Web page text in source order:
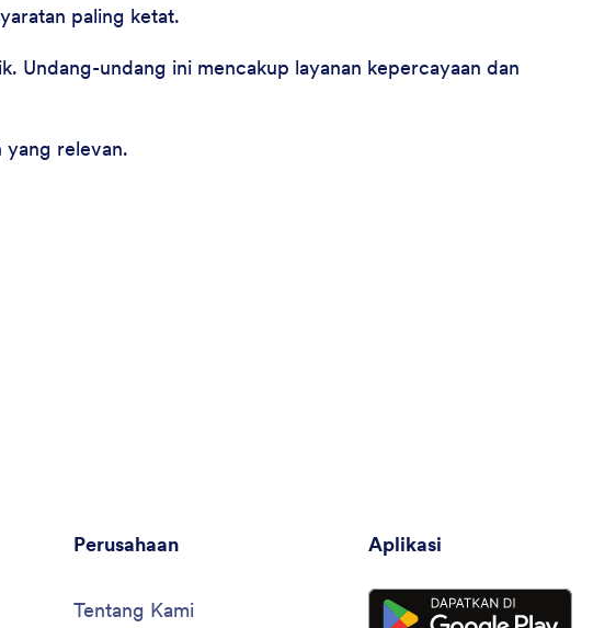
paling ketat.
Undang-undang ini mencakup layanan kepercayaan dan
yang relevan.
Perusahaan
Tentang Kami
Aplikasi